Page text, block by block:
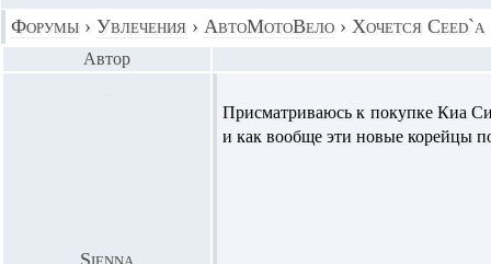
Форумы › Увлечения › АвтоМотоВело › Хочется Ceed`а
Автор
Sienna
Присматриваюсь к покупке Киа
и как вообще эти новые корейцы